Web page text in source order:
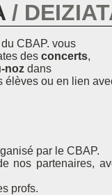
CBAP. vous
des concerts,
noz dans
élèves ou en lien
par le CBAP.
nos partenaires,
profs.